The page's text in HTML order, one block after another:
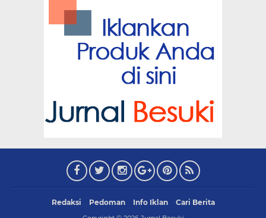
Redaksi Pedoman Info Iklan Cari Berita